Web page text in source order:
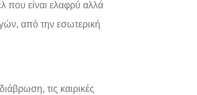
που είναι ελαφρύ αλλά
από την εσωτερική
τις καιρικές